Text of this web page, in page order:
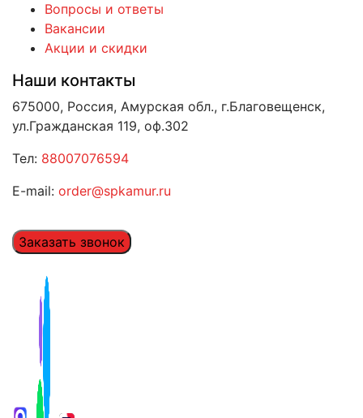
Вопросы и ответы
Вакансии
Акции и скидки
Наши контакты
675000, Россия, Амурская обл., г.Благовещенск,
ул.Гражданская 119, оф.302
Тел: 88007076594
E-mail: order@spkamur.ru
Заказать звонок